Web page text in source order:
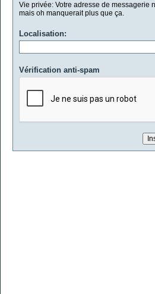
Vie privée: Votre adresse de messagerie
mais oh manquerait plus que ça.
Localisation:
Vérification anti-spam